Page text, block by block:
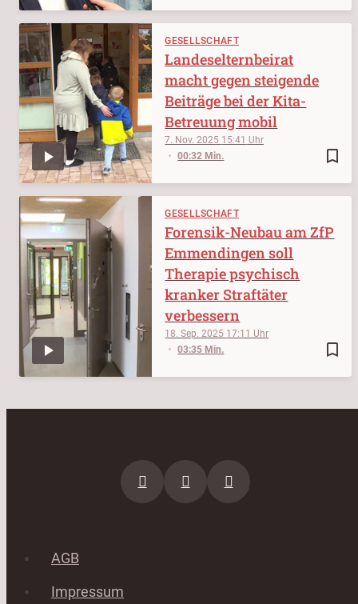
GESELLSCHAFT
bookmark_border
7. Nov. 2025 15:41
00:32 Min.
Landeselternbeirat
macht gegen steigende
Beiträge bei der Kita-
Betreuung mobil
GESELLSCHAFT
bookmark_border
18. Sep. 2025 17:11
03:35 Min.
Forensik-Neubau am ZfP
Emmendingen soll
Therapie psychisch
kranker Straftäter
verbessern
AGB
Impressum